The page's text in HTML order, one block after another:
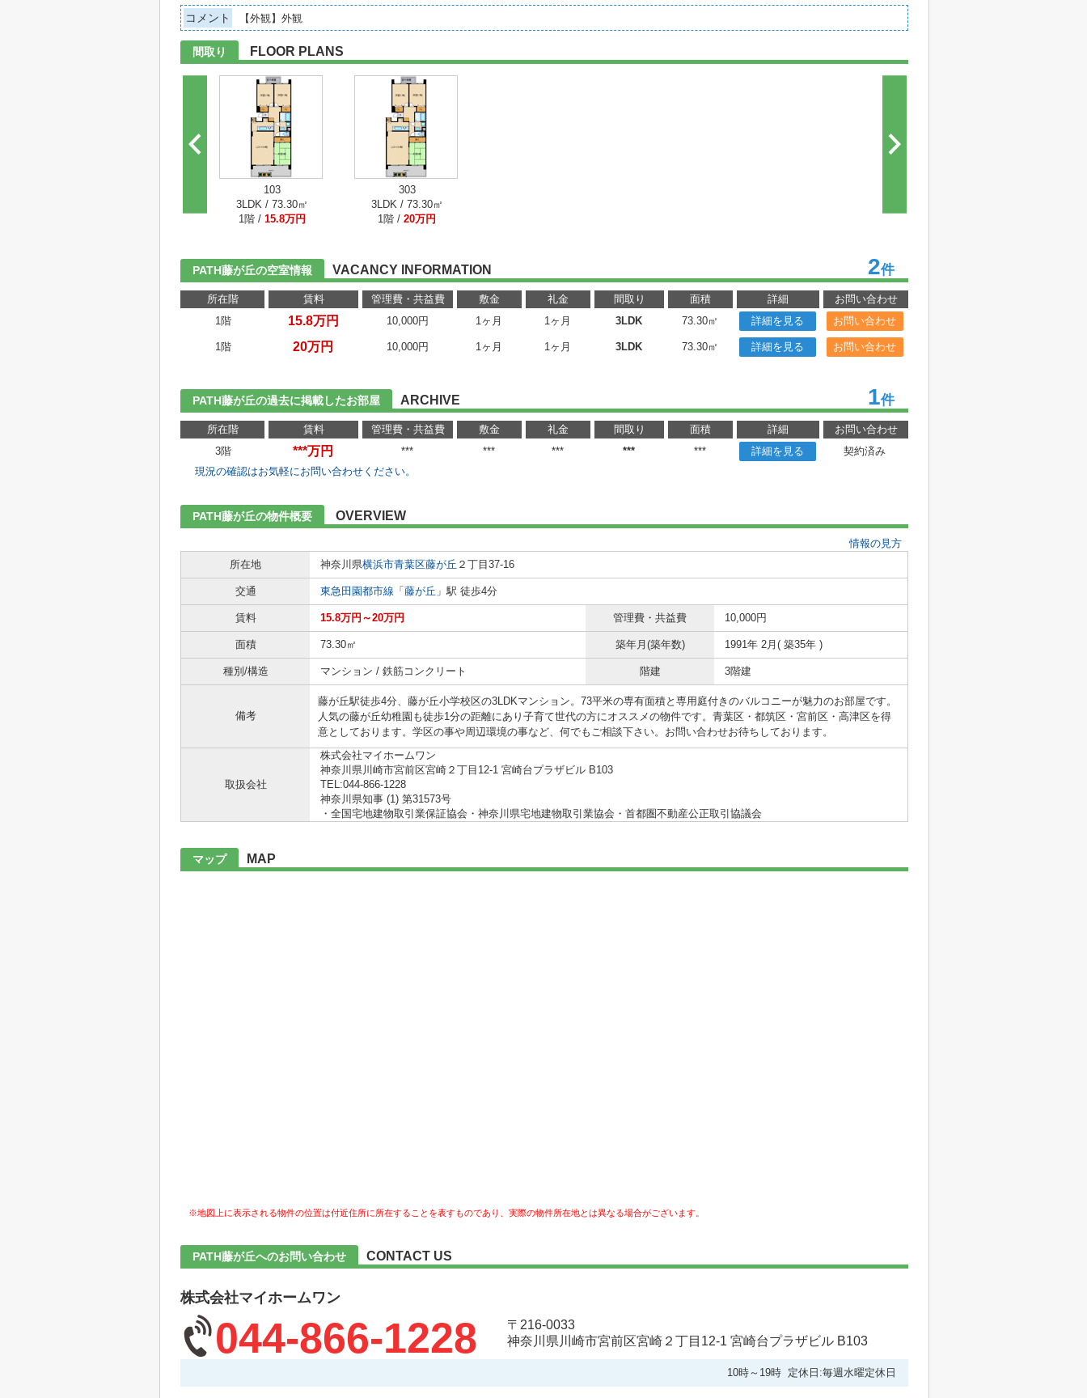
コメント 【外観】外観
間取り FLOOR PLANS
103
3LDK / 73.30㎡
1階 / 15.8万円
303
3LDK / 73.30㎡
1階 / 20万円
PATH藤が丘の空室情報 VACANCY INFORMATION 2件
所在階 賃料 管理費・共益費 敷金 礼金 間取り 面積 詳細
お問い合わせ
1階
15.8万円 10,000円 1ヶ月 1ヶ月 3LDK 73.30㎡ 詳細を見る お問い合わせ
1階 20万円 10,000円 1ヶ月 1ヶ月 3LDK 73.30㎡ 詳細を見る お問い合わせ
PATH藤が丘の過去に掲載したお部屋 ARCHIVE 1件
所在階 賃料 管理費・共益費 敷金 礼金 間取り 面積 詳細
お問い合わせ
3階
***万円 *** *** *** *** *** 詳細を見る
契約済み
現況の確認はお気軽にお問い合わせください。
PATH藤が丘の物件概要 OVERVIEW
情報の見方
所在地
神奈川県横浜市青葉区藤が丘 ２丁目37-16
交通 東急田園都市線 「 藤が丘 」駅 徒歩4分
賃料 15.8万円～20万円 管理費・共益費 10,000円
面積 73.30㎡ 築年月(築年数) 1991年 2月( 築35年 )
種別/構造 マンション / 鉄筋コンクリート 階建 3階建
備考
藤が丘駅徒歩4分、藤が丘小学校区の3LDKマンション。73平米の専有面積と専用庭付きのバルコニーが魅力のお部屋です。
人気の藤が丘幼稚園も徒歩1分の距離にあり子育て世代の方にオススメの物件です。青葉区・都筑区・宮前区・高津区を得
意としております。学区の事や周辺環境の事など、何でもご相談下さい。お問い合わせお待ちしております。
取扱会社
株式会社マイホームワン
神奈川県川崎市宮前区宮崎２丁目12-1 宮崎台プラザビル B103
TEL:044-866-1228
神奈川県知事 (1) 第31573号
・全国宅地建物取引業保証協会・神奈川県宅地建物取引業協会・首都圏不動産公正取引協議会
マップ MAP
※地図上に表示される物件の位置は付近住所に所在することを表すものであり、実際の物件所在地とは異なる場合がございます。
PATH藤が丘へのお問い合わせ CONTACT US
株式会社マイホームワン
044-866-1228
〒216-0033
神奈川県川崎市宮前区宮崎２丁目12-1 宮崎台プラザビル B103
10時～19時 定休日:毎週水曜定休日